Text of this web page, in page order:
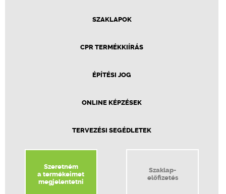
SZAKLAPOK
CPR TERMÉKKIÍRÁS
ÉPÍTÉSI JOG
ONLINE KÉPZÉSEK
TERVEZÉSI SEGÉDLETEK
Szeretném
a termékeimet
megjelentetni
Szaklap-
előfizetés